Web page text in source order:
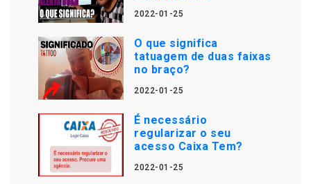
2022-01-25
O que significa
tatuagem de duas faixas
no braço?
2022-01-25
É necessário
regularizar o seu
acesso Caixa Tem?
2022-01-25